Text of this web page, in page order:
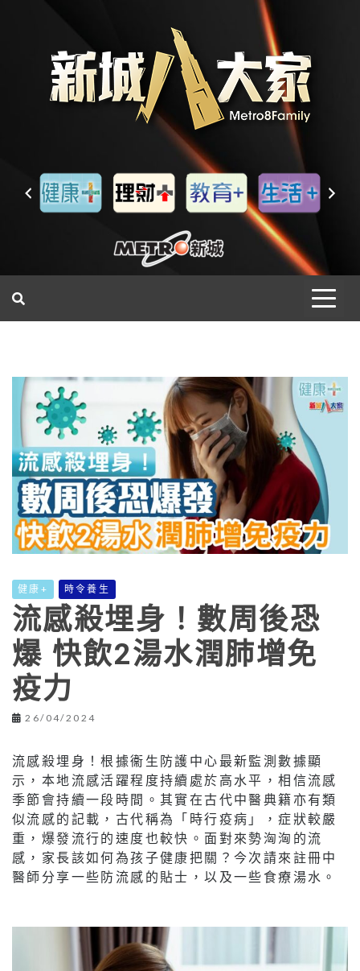
健康+ 時令養生
流感殺埋身！數周後恐
爆 快飲2湯水潤肺增免
疫力
26/04/2024
流感殺埋身！根據衞生防護中心最新監測數據顯
示，本地流感活躍程度持續處於高水平，相信流感
季節會持續一段時間。其實在古代中醫典籍亦有類
似流感的記載，古代稱為「時行疫病」，症狀較嚴
重，爆發流行的速度也較快。面對來勢洶洶的流
感，家長該如何為孩子健康把關？今次請來註冊中
醫師分享一些防流感的貼士，以及一些食療湯水。